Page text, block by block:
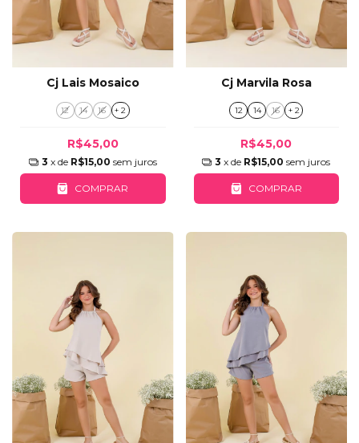
Cj Lais Mosaico
12 14 16 + 2
R$45,00
3 x de R$15,00 sem juros
COMPRAR
Cj Marvila Rosa
12 14 16 + 2
R$45,00
3 x de R$15,00 sem juros
COMPRAR